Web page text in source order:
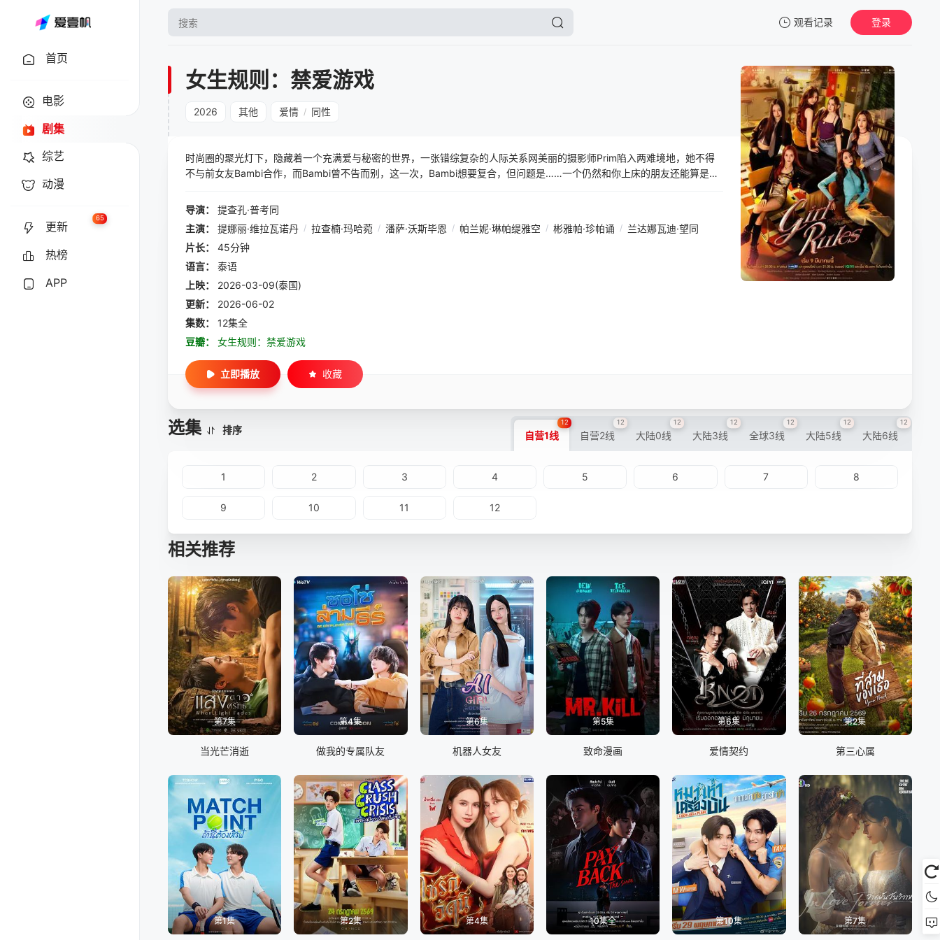
观看记录
暂无观看影片的记录
登录
首页
电影
剧集
综艺
动漫
更新
65
热榜
APP
女生规则：禁爱游戏
2026 其他 爱情 / 同性
时尚圈的聚光灯下，隐藏着一个充满爱与秘密的世界，一张错综复杂的人际关系网美丽的摄影师Prim陷入两难境地，她不得
不与前女友Bambi合作，而Bambi曾不告而别，这一次，Bambi想要复合，但问题是……一个仍然和你上床的朋友还能算是朋
导演：
提查孔·普考同
主演：
提娜丽·维拉瓦诺丹 / 拉查楠·玛哈菀 / 潘萨·沃斯毕恩 / 帕兰妮·琳帕缇雅空 / 彬雅帕·珍帕诵 / 兰达娜瓦迪·望同
片长：
45分钟
语言：
泰语
上映：
2026-03-09(泰国)
更新：
2026-06-02
集数：
12集全
豆瓣：
女生规则：禁爱游戏
立即播放 收藏
选集 排序 自营1线
12
自营2线
12
大陆0线
12
大陆3线
12
全球3线
12
大陆5线
12
大陆6线
12
1 2 3 4 5 6 7 8
9 10 11 12
相关推荐
第7集
当光芒消逝
第4集
做我的专属队友
第6集
机器人女友
第5集
致命漫画
第6集
爱情契约
第2集
第三心属
第1集 第2集 第4集 10集全 第10集 第7集